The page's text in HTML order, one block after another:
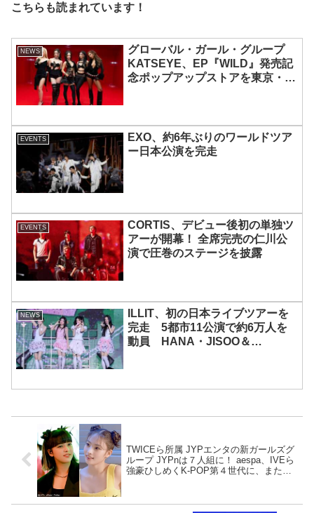
こちらも読まれています！
NEWS
グローバル・ガール・グループ
KATSEYE、EP『WILD』発売記
念ポップアップストアを東京・原
EVENTS
EXO、約6年ぶりのワールドツア
ー日本公演を完走
EVENTS
CORTIS、デビュー後初の単独ツ
アーが開幕！ 全席完売の仁川公
演で圧巻のステージを披露
NEWS
ILLIT、初の日本ライブツアーを
完走 5都市11公演で約6万人を
動員 HANA・JISOO＆
TWICEら所属 JYPエンタの新ガールズグ
ループ JYPnは７人組に！ aespa、IVEら
強豪ひしめくK-POP第４世代に、また新